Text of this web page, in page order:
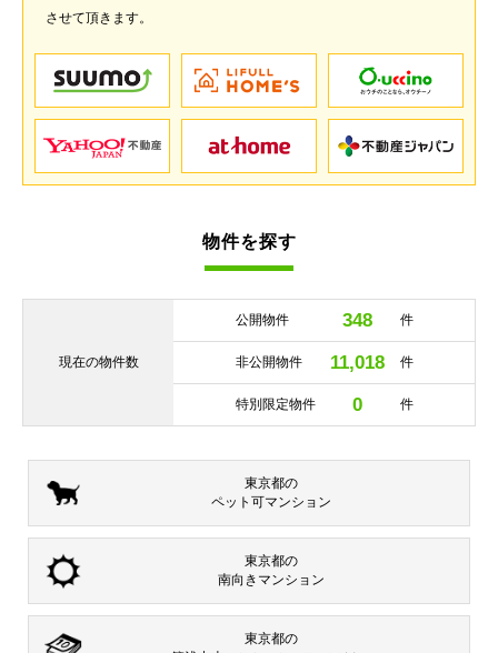
させて頂きます。
物件を探す
現在の物件数
公開物件 348 件
非公開物件 11,018 件
特別限定物件 0 件
東京都の
ペット可マンション
東京都の
南向き マンション
東京都の